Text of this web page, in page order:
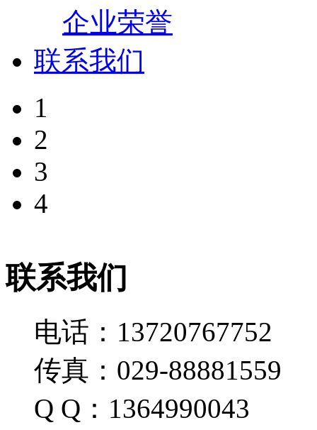
企业荣誉
联系我们
1
2
3
4
联系我们
电话：13720767752
传真：029-88881559
Q Q：1364990043